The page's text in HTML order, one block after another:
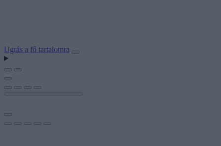
Ugrás a fő tartalomra